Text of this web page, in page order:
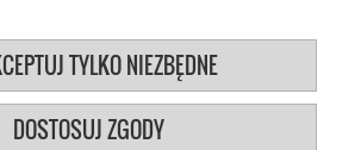
zgodę na wykorzystywanie plików
w regulaminie.
TYLKO NIEZBĘDNE
DOSTOSUJ ZGODY